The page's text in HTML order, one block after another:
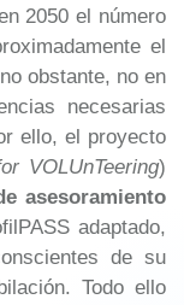
2050 el número
el
obstante, no en
necesarias
ello, el proyecto
VOLUnTeering)
asesoramiento
adaptado,
de su
Todo ello